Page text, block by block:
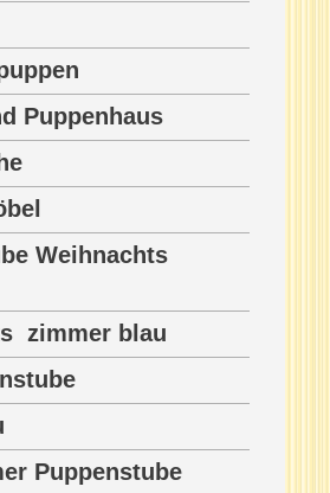
Puppenhaus
Weihnachts
zimmer blau
Puppenstube